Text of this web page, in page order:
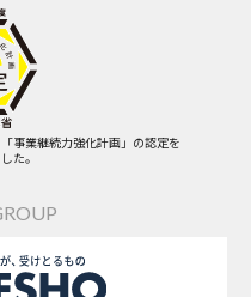
事業継続力強化計画」の認定を
た。